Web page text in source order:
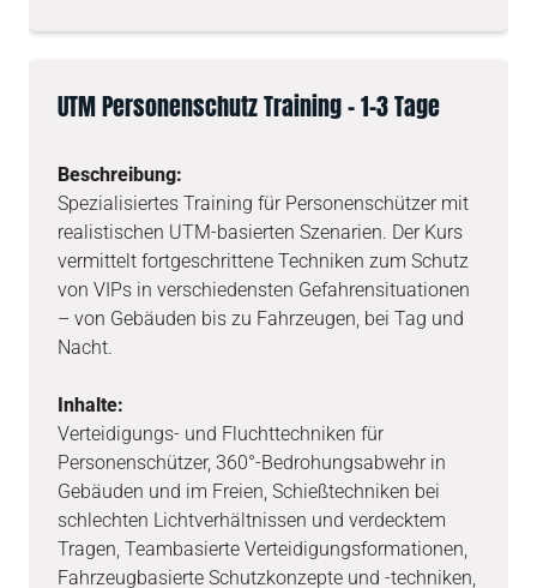
UTM Personenschutz Training – 1-3 Tage
Beschreibung:
Spezialisiertes Training für Personenschützer mit
realistischen UTM-basierten Szenarien. Der Kurs
vermittelt fortgeschrittene Techniken zum Schutz
von VIPs in verschiedensten Gefahrensituationen
– von Gebäuden bis zu Fahrzeugen, bei Tag und
Nacht.
Inhalte:
Verteidigungs- und Fluchttechniken für
Personenschützer, 360°-Bedrohungsabwehr in
Gebäuden und im Freien, Schießtechniken bei
schlechten Lichtverhältnissen und verdecktem
Tragen, Teambasierte Verteidigungsformationen,
Fahrzeugbasierte Schutzkonzepte und -techniken,